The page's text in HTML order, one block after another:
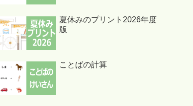
夏休みのプリント2026年度
版
ことばの計算